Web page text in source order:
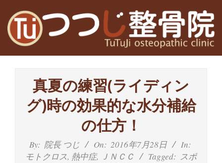
content
高
富
茨
真夏の練習(ライディン
グ)時の効果的な水分補給
の仕方！
By: 院長 つじ On: 2016年7月28日
In:
モトクロス, 熱中症, ＪＮＣＣ Tagged: スポ